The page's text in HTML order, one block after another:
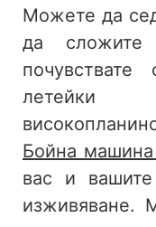
Можете да
да
Бойна машина
вас и
изживяване.